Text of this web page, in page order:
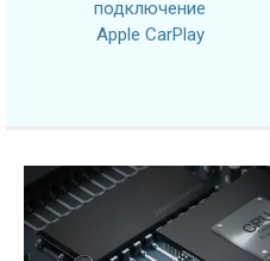
подключение
Apple CarPlay